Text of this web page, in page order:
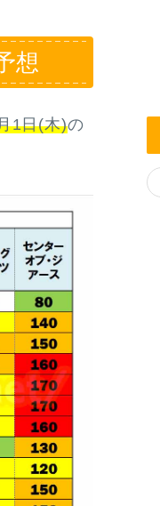
想
1日(木)の